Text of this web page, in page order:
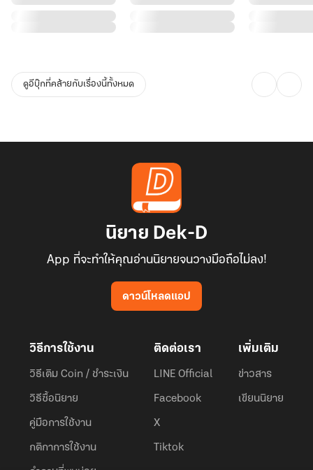
ดูอีบุ๊กที่คล้ายกับเรื่องนี้ทั้งหมด
นิยาย Dek-D
App ที่จะทำให้คุณอ่านนิยายจนวางมือถือไม่ลง!
ดาวน์โหลดแอป
วิธีการใช้งาน
วิธีเติม Coin / ชำระเงิน
วิธีซื้อนิยาย
คู่มือการใช้งาน
กติกาการใช้งาน
ติดต่อเรา
LINE Official
Facebook
X
Tiktok
เพิ่มเติม
ข่าวสาร
เขียนนิยาย